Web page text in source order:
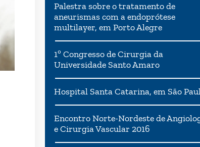
Palestra sobre o tratamento de
aneurismas com a endoprótese
multilayer, em Porto Alegre
1º Congresso de Cirurgia da
Universidade Santo Amaro
Hospital Santa Catarina, em São
Encontro Norte-Nordeste de
e Cirurgia Vascular 2016